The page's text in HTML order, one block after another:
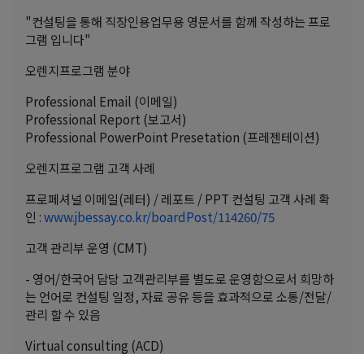
"컨설팅을 통해 직장인용업무용 영문서를 함께 작성하는 프로
그램 입니다"
오렌지프로그램 분야
Professional Email (이메일)
Professional Report (보고서)
Professional PowerPoint Presetation (프레젠테이션)
오렌지프로그램 고객 사례
프로페셔널 이메일(레터) / 레포트 / PPT 컨설팅 고객 사례 확
인 :www.jbessay.co.kr/boardPost/114260/75
고객 관리부 운영 (CMT)
- 영어/한국어 담당 고객관리부를 별도로 운영함으로서 희망하
는 언어로 컨설팅 일정, 자료 공유 등을 효과적으로 소통/전달/
관리 할 수 있음
Virtual consulting (ACD)